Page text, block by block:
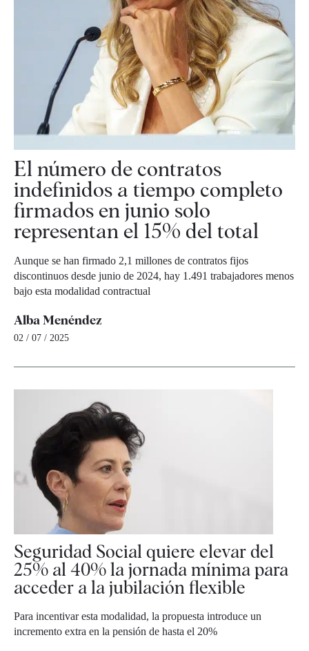
El número de contratos
indefinidos a tiempo completo
firmados en junio solo
representan el 15% del total
Aunque se han firmado 2,1 millones de contratos fijos
discontinuos desde junio de 2024, hay 1.491 trabajadores menos
bajo esta modalidad contractual
Alba Menéndez
02 / 07 / 2025
Seguridad Social quiere elevar del
25% al 40% la jornada mínima para
acceder a la jubilación flexible
Para incentivar esta modalidad, la propuesta introduce un
incremento extra en la pensión de hasta el 20%